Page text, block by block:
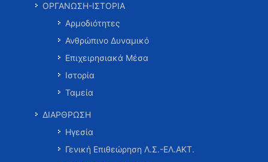
ΟΡΓΑΝΩΣΗ-ΙΣΤΟΡΙΑ
Αρμοδιότητες
Ανθρώπινο Δυναμικό
Επιχειρησιακά Μέσα
Ιστορία
Ταμεία
ΔΙΑΡΘΡΩΣΗ
Ηγεσία
Γενική Επιθεώρηση Λ.Σ.-ΕΛ.ΑΚΤ.